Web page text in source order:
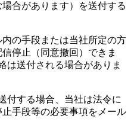
合があります）を送付する
の手段または当社所定の方
停止（同意撤回）できま
は送付される場合がありま
付する場合、当社は法令に
手段等の必要事項をメール